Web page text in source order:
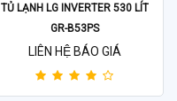
TỦ LẠNH LG INVERTER 530 LÍT
GR-B53PS
LIÊN HỆ BÁO GIÁ